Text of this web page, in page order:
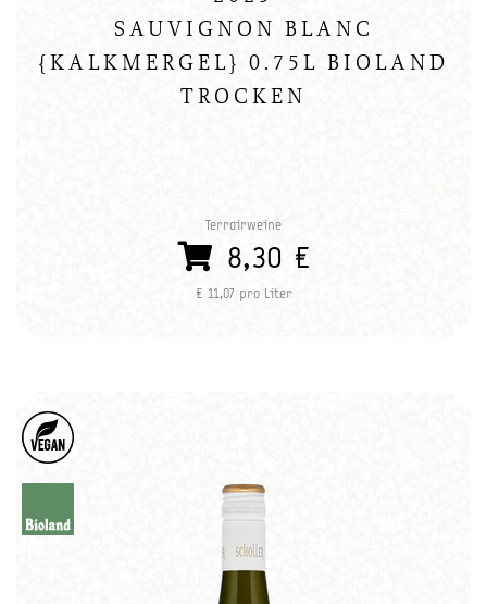
SAUVIGNON BLANC
{KALKMERGEL} 0.75L BIOLAND
TROCKEN
Terroirweine
8,30 €
€ 11,07 pro Liter